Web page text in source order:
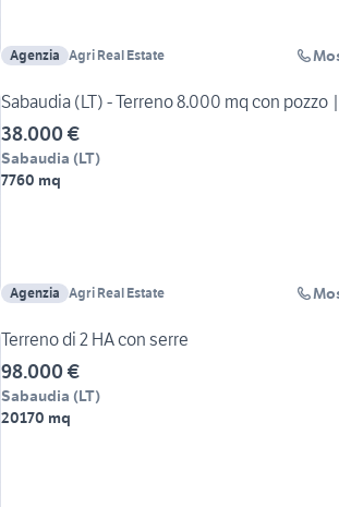
Agenzia Agri Real Estate
Sabaudia (LT) - Terreno 8.000 mq con pozzo
38.000 €
Sabaudia (LT)
7760 mq
Agenzia Agri Real Estate
Terreno di 2 HA con serre
98.000 €
Sabaudia (LT)
20170 mq